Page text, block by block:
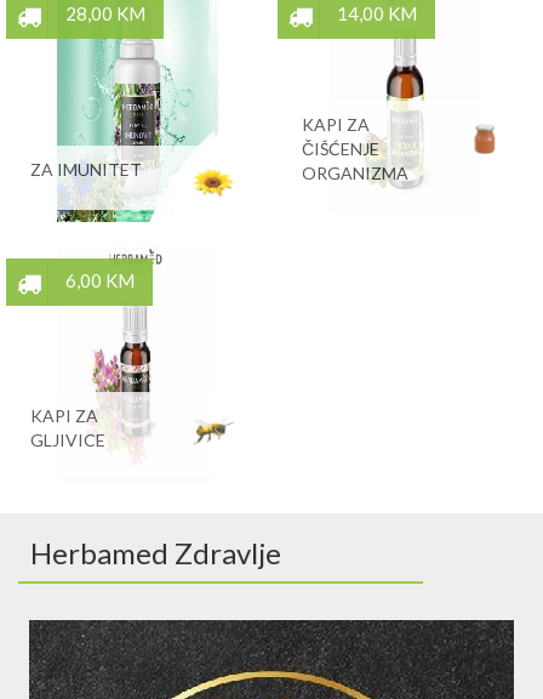
28,00 KM
ZA IMUNITET
14,00 KM
KAPI ZA
ČIŠĆENJE
ORGANIZMA
6,00 KM
KAPI ZA
GLJIVICE
Herbamed Zdravlje